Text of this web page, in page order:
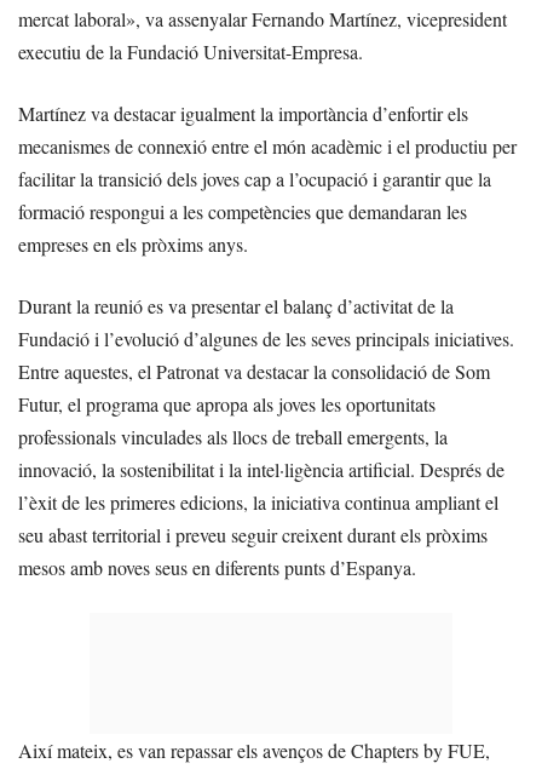
mercat laboral», va assenyalar Fernando Martínez, vicepresident
executiu de la Fundació Universitat-Empresa.
Martínez va destacar igualment la importància d’enfortir els
mecanismes de connexió entre el món acadèmic i el productiu per
facilitar la transició dels joves cap a l’ocupació i garantir que la
formació respongui a les competències que demandaran les
empreses en els pròxims anys.
Durant la reunió es va presentar el balanç d’activitat de la
Fundació i l’evolució d’algunes de les seves principals iniciatives.
Entre aquestes, el Patronat va destacar la consolidació de Som
Futur, el programa que apropa als joves les oportunitats
professionals vinculades als llocs de treball emergents, la
innovació, la sostenibilitat i la intel·ligència artificial. Després de
l’èxit de les primeres edicions, la iniciativa continua ampliant el
seu abast territorial i preveu seguir creixent durant els pròxims
mesos amb noves seus en diferents punts d’Espanya.
Així mateix, es van repassar els avenços de Chapters by FUE,